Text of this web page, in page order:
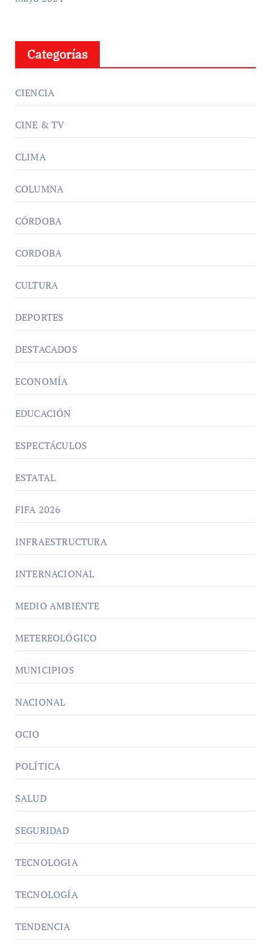
Categorías
CIENCIA
CINE & TV
CLIMA
COLUMNA
CÓRDOBA
CORDOBA
CULTURA
DEPORTES
DESTACADOS
ECONOMÍA
EDUCACIÓN
ESPECTÁCULOS
ESTATAL
FIFA 2026
INFRAESTRUCTURA
INTERNACIONAL
MEDIO AMBIENTE
METEREOLÓGICO
MUNICIPIOS
NACIONAL
OCIO
POLÍTICA
SALUD
SEGURIDAD
TECNOLOGIA
TECNOLOGÍA
TENDENCIA